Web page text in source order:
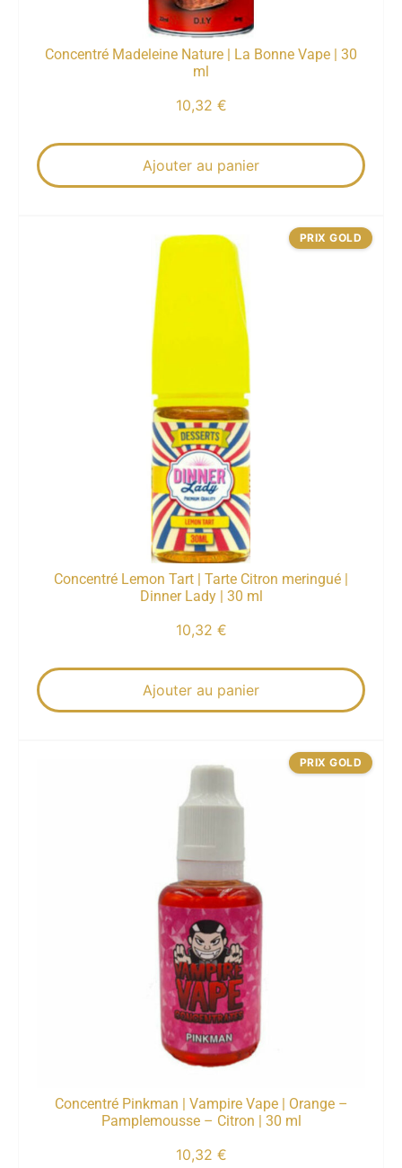
Concentré Madeleine Nature | La Bonne Vape | 30
ml
10,32 €
Ajouter au panier
Concentré Lemon Tart | Tarte Citron meringué |
Dinner Lady | 30 ml
10,32 €
Ajouter au panier
PRIX GOLD
Concentré Pinkman | Vampire Vape | Orange –
Pamplemousse – Citron | 30 ml
10,32 €
PRIX GOLD